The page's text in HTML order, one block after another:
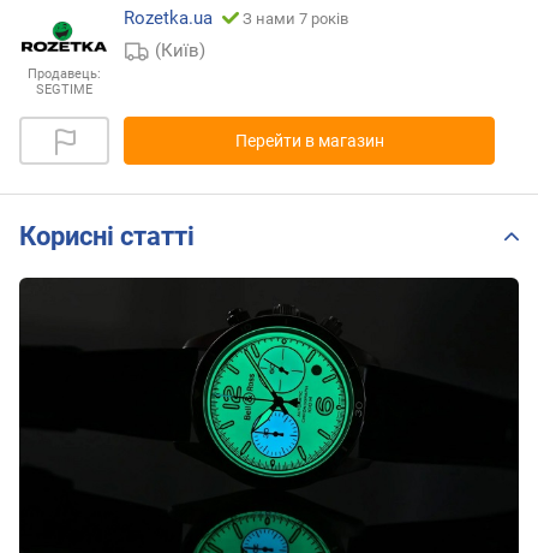
Продавець:
SEGTIME
Rozetka.ua
З нами 7 років
(Київ)
Перейти в магазин
Корисні статті